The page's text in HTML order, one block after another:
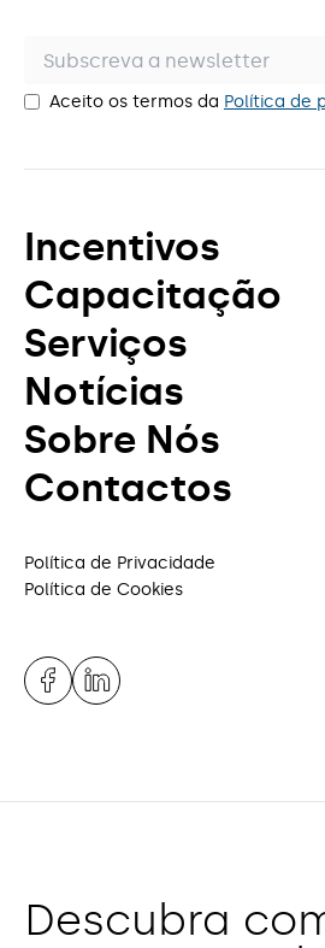
Aceito os termos da Política de
Incentivos
Capacitação
Serviços
Notícias
Sobre Nós
Contactos
Política de Privacidade
Política de Cookies
Descubra